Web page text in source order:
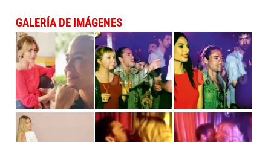
GALERÍA DE IMÁGENES